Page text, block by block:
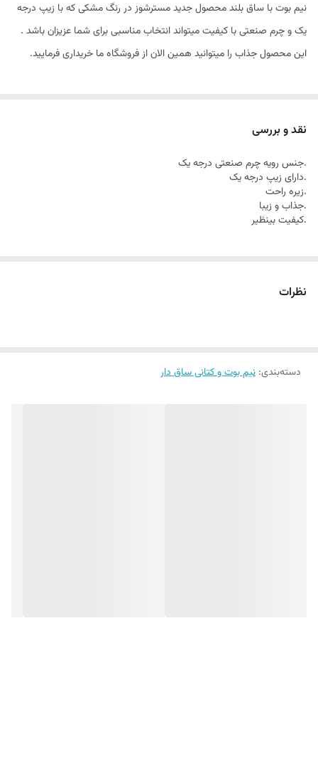
نیم بوت با ساق بلند محصول جدید مسترشوز در رنگ مشکی که با زیپ درجه
یک و چرم صنعتی با کیفیت میتواند انتخاب مناسبی برای شما عزیزان باشد .
این محصول جذاب را میتوانید همین الان از فروشگاه ما خریداری فرمایید.
نقد و بررسی
.جنس رویه چرم صنعتی درجه یک
.دارای زیپ درجه یک
.زیره راحت
.جذاب و زیبا
.کیفیت بینظیر
نظرات
دسته‌بندی: نیم بوت و کتانی ساق دار